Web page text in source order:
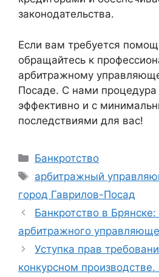
законодательства.
Если вам требуется
обращайтесь к
арбитражному
Посаде. С нами процедура
эффективно и с
последствиями для вас!
Рубрики
Банкротство
Метки
арбитражный
город Гаврилов-Посад
Банкротство в Брянске:
арбитражного
Уступка прав
конкурсном